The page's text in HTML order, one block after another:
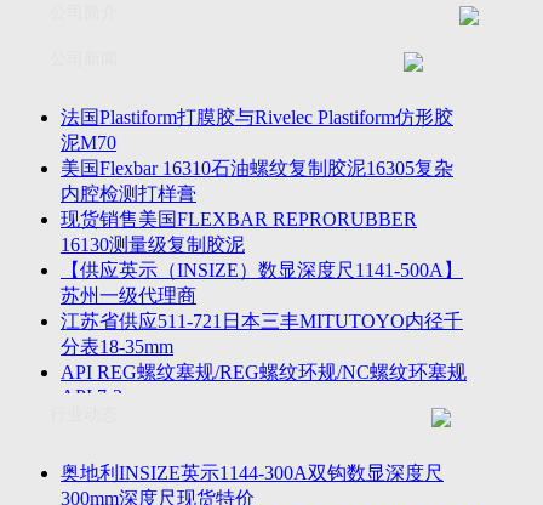
Threadcheck航空螺纹规、 Westport医疗螺纹规、英国
惠氏螺纹规、Tru-thread石油螺纹规、美国Gagemaker单项仪，
士TESA测高仪、德国Mahr马尔粗糙度仪、数显深度尺、东精
影像仪、英国Zodiac gauge、英国Original Gauge螺纹规等。
法国Plastiform打膜胶与Rivelec Plastiform仿形胶
泥M70
美国Flexbar 16310石油螺纹复制胶泥16305复杂
内腔检测打样膏
现货销售美国FLEXBAR REPRORUBBER
16130测量级复制胶泥
【供应英示（INSIZE）数显深度尺1141-500A】
苏州一级代理商
江苏省供应511-721日本三丰MITUTOYO内径千
分表18-35mm
API REG螺纹塞规/REG螺纹环规/NC螺纹环塞规
API 7-2
苏州市万濠卧式投影仪CPJ-3020W/CPJ-4025W代
美国B2段差尺/间隙段差尺GAPSG/NMSG/GRIP-
004/CFM-095代理商
奥地利INSIZE英示1144-300A双钩数显深度尺
300mm深度尺现货特价